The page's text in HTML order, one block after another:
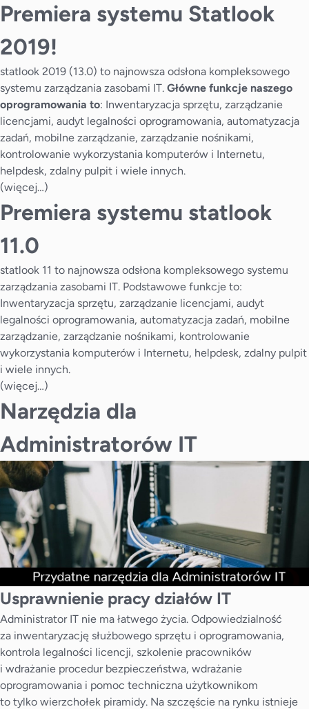
Premiera systemu Statlook
2019!
statlook 2019 (13.0) to najnowsza odsłona kompleksowego
systemu zarządzania zasobami IT. Główne funkcje naszego
oprogramowania to: Inwentaryzacja sprzętu, zarządzanie
licencjami, audyt legalności oprogramowania, automatyzacja
zadań, mobilne zarządzanie, zarządzanie nośnikami,
kontrolowanie wykorzystania komputerów i Internetu,
helpdesk, zdalny pulpit i wiele innych.
(więcej…)
Premiera systemu statlook
11.0
statlook 11 to najnowsza odsłona kompleksowego systemu
zarządzania zasobami IT. Podstawowe funkcje to:
Inwentaryzacja sprzętu, zarządzanie licencjami, audyt
legalności oprogramowania, automatyzacja zadań, mobilne
zarządzanie, zarządzanie nośnikami, kontrolowanie
wykorzystania komputerów i Internetu, helpdesk, zdalny pulpit
i wiele innych.
(więcej…)
Narzędzia dla
Administratorów IT
Usprawnienie pracy działów IT
Administrator IT nie ma łatwego życia. Odpowiedzialność
za inwentaryzację służbowego sprzętu i oprogramowania,
kontrola legalności licencji, szkolenie pracowników
i wdrażanie procedur bezpieczeństwa, wdrażanie
oprogramowania i pomoc techniczna użytkownikom
to tylko wierzchołek piramidy. Na szczęście na rynku istnieje